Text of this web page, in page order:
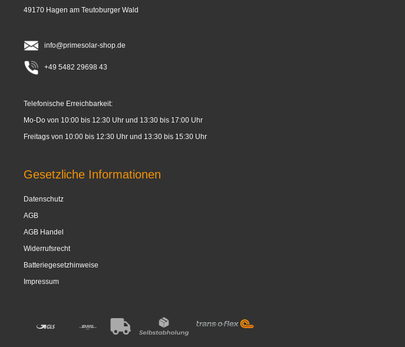
49170 Hagen am Teutoburger Wald
info@primesolar-shop.de
+49 5482 29698 43
Telefonische Erreichbarkeit:
Mo-Do von 10:00 bis 12:30 Uhr und 13:30 bis 17:00 Uhr
Freitags von 10:00 bis 12:30 Uhr und 13:30 bis 15:30 Uhr
Gesetzliche Informationen
Datenschutz
AGB
AGB Handel
Widerrufsrecht
Batteriegesetzhinweise
Impressum